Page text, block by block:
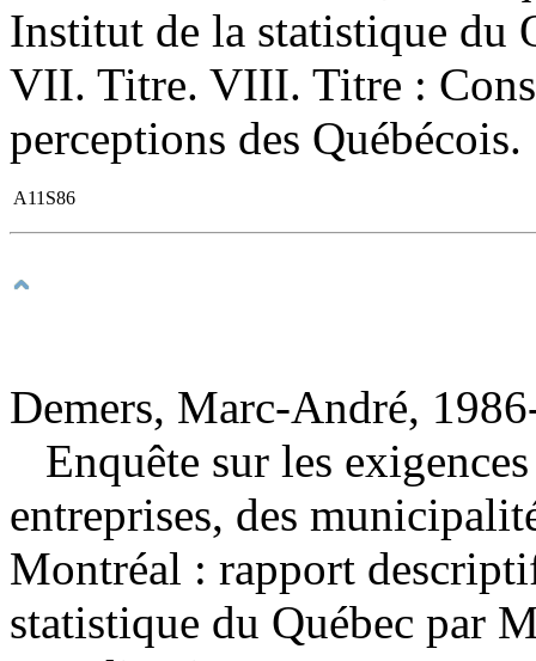
Institut de la statistique du
VII. Titre. VIII. Titre :
perceptions des Québécois.
A11S86
Demers, Marc-André,
Enquête sur les
entreprises, des
Montréal : rapport
statistique du Québec par